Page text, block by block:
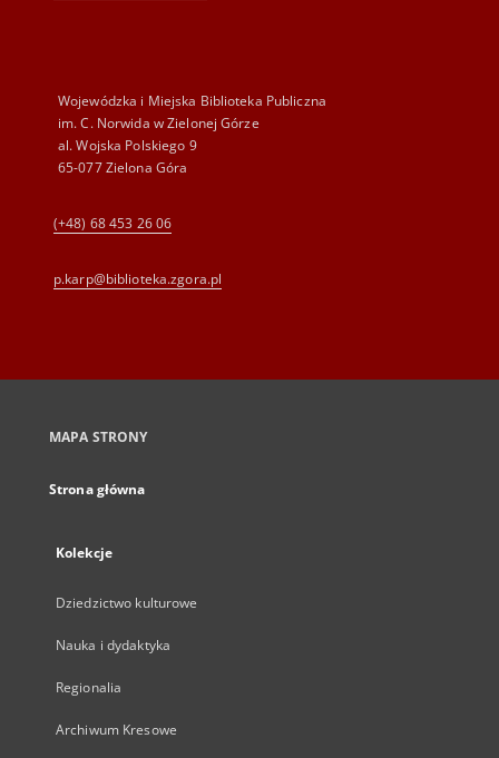
Wojewódzka i Miejska Biblioteka Publiczna
im. C. Norwida w Zielonej Górze
al. Wojska Polskiego 9
65-077 Zielona Góra
(+48) 68 453 26 06
p.karp@biblioteka.zgora.pl
MAPA STRONY
Strona główna
Kolekcje
Dziedzictwo kulturowe
Nauka i dydaktyka
Regionalia
Archiwum Kresowe